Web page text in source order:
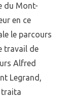
du Mont-
en ce
le parcours
travail de
Alfred
Legrand,
traita